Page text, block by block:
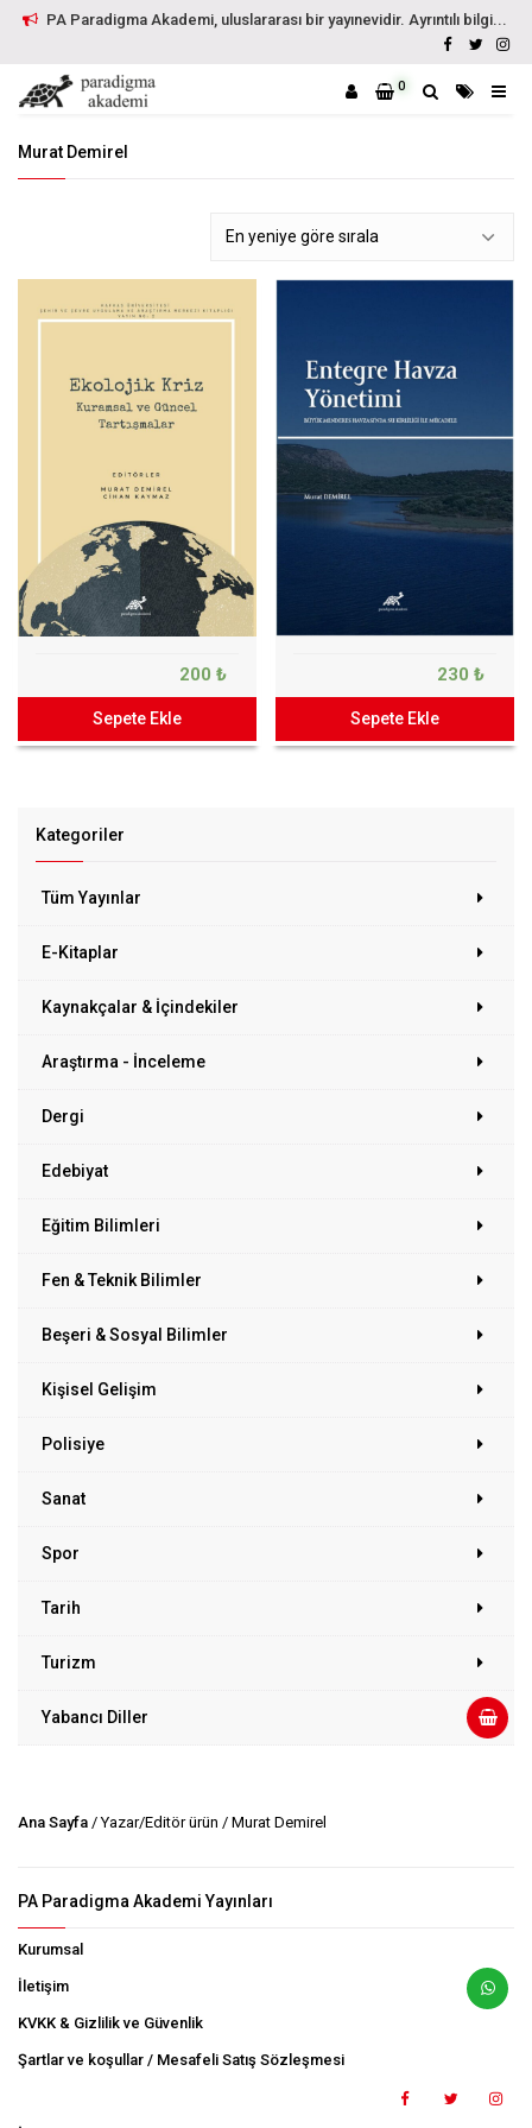
PA Paradigma Akademi, uluslararası bir yayınevidir. Ayrıntılı bilgi...
0
Murat Demirel
Kategoriler
Tüm Yayınlar
E-Kitaplar
Kaynakçalar & İçindekiler
Araştırma - İnceleme
Dergi
Edebiyat
Eğitim Bilimleri
Fen & Teknik Bilimler
Beşeri & Sosyal Bilimler
Kişisel Gelişim
Polisiye
Sanat
Spor
Tarih
Turizm
Yabancı Diller
200 ₺
Sepete Ekle
230 ₺
Sepete Ekle
Ana Sayfa / Yazar/Editör ürün / Murat Demirel
PA Paradigma Akademi Yayınları
Kurumsal
İletişim
KVKK & Gizlilik ve Güvenlik
Şartlar ve koşullar / Mesafeli Satış Sözleşmesi